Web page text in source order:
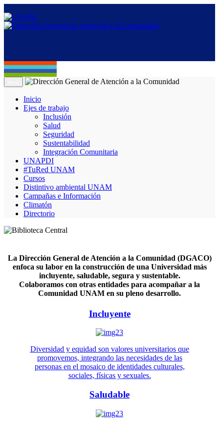
Inicio
Ejes de trabajo
Inclusión
Salud
Seguridad
Sustentabilidad
Integración Comunitaria
UNAPDI
#TuRed UNAM
Cursos
Distintivo ambiental UNAM
Campañas e Información
Climatón
Directorio
La Dirección General de Atención a la Comunidad (DGACO)
enfoca su labor en la construcción de una Universidad más
incluyente, saludable, segura y sustentable.
Colaboramos con otras entidades para acompañar a la
Comunidad UNAM en su pleno desarrollo.
Incluyente
Diversidad y equidad son valores universitarios que
promovemos, integrando las necesidades de las
personas en el mosaico de identidades culturales,
sociales, físicas y sexuales.
Saludable